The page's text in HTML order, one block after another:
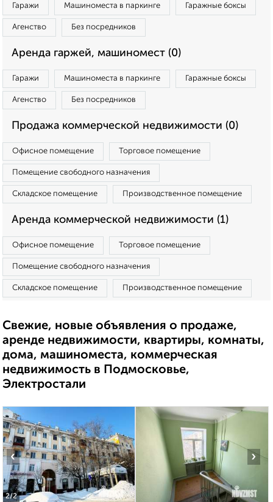
Гаражи Машиноместа в паркинге Гаражные боксы
Агенство Без посредников
Аренда гаржей, машиномест (0)
Гаражи Машиноместа в паркинге Гаражные боксы
Агенство Без посредников
Продажа коммерческой недвижимости (0)
Офисное помещение Торговое помещение
Помещение свободного назначения
Складское помещение Производственное помещение
Аренда коммерческой недвижимости (1)
Офисное помещение Торговое помещение
Помещение свободного назначения
Складское помещение Производственное помещение
Свежие, новые объявления о продаже,
аренде недвижимости, квартиры, комнаты,
дома, машиноместа, коммерческая
недвижимость в Подмосковье,
Электростали
2/2
‹ ›